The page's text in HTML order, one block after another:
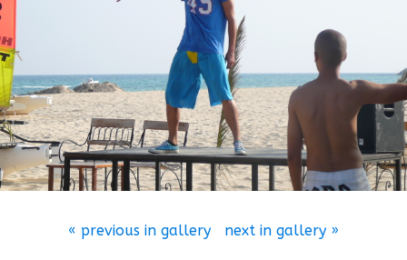
« previous in gallery next in gallery »